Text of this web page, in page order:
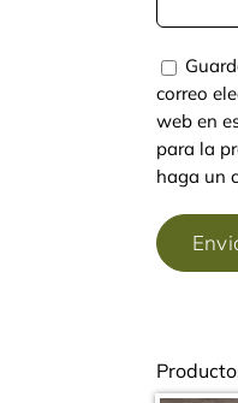
correo
web en
para la
haga un